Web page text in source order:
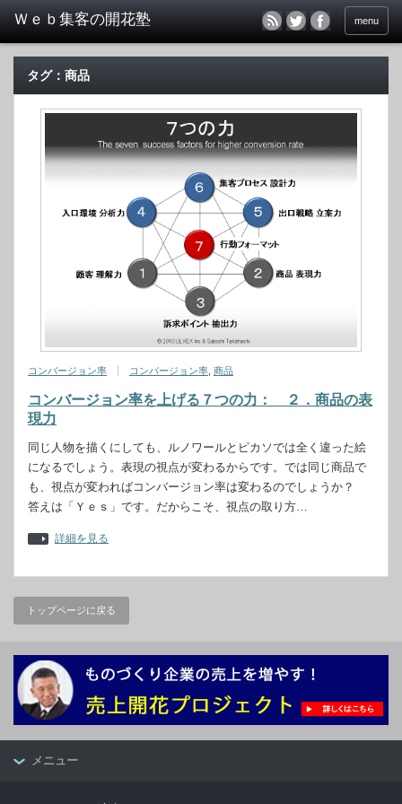
menu
タグ：商品
コンバージョン率 コンバージョン率 商品
コンバージョン率を上げる７つの力： ２．商品の表
現力
同じ人物を描くにしても、ルノワールとピカソでは全く違った絵
になるでしょう。表現の視点が変わるからです。では同じ商品で
も、視点が変わればコンバージョン率は変わるのでしょうか？
答えは「Ｙｅｓ」です。だからこそ、視点の取り方…
詳細を見る
トップページに戻る
メニュー